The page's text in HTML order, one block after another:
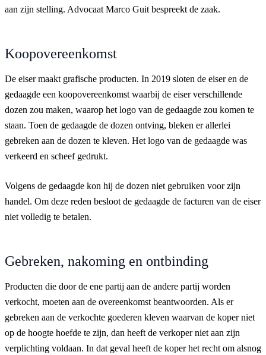
aan zijn stelling. Advocaat Marco Guit bespreekt de zaak.
Koopovereenkomst
De eiser maakt grafische producten. In 2019 sloten de eiser en de
gedaagde een koopovereenkomst waarbij de eiser verschillende
dozen zou maken, waarop het logo van de gedaagde zou komen te
staan. Toen de gedaagde de dozen ontving, bleken er allerlei
gebreken aan de dozen te kleven. Het logo van de gedaagde was
verkeerd en scheef gedrukt.
Volgens de gedaagde kon hij de dozen niet gebruiken voor zijn
handel. Om deze reden besloot de gedaagde de facturen van de eiser
niet volledig te betalen.
Gebreken, nakoming en ontbinding
Producten die door de ene partij aan de andere partij worden
verkocht, moeten aan de overeenkomst beantwoorden. Als er
gebreken aan de verkochte goederen kleven waarvan de koper niet
op de hoogte hoefde te zijn, dan heeft de verkoper niet aan zijn
verplichting voldaan. In dat geval heeft de koper het recht om alsnog